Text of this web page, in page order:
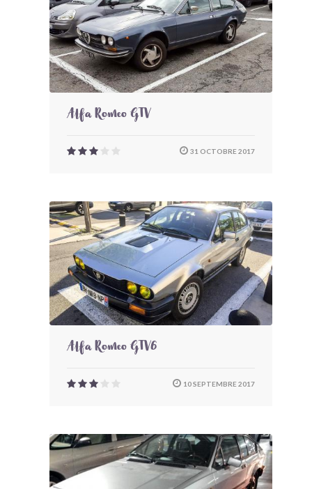
Alfa Romeo GTV
31 OCTOBRE 2017
Alfa Romeo GTV6
10 SEPTEMBRE 2017